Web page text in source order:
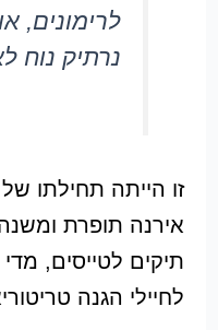
לרימונים,
נרתיק נוח
זו הייתה תחילתו
אירנה תופרת
תיקים לטייסים,
לחיילי הגנה